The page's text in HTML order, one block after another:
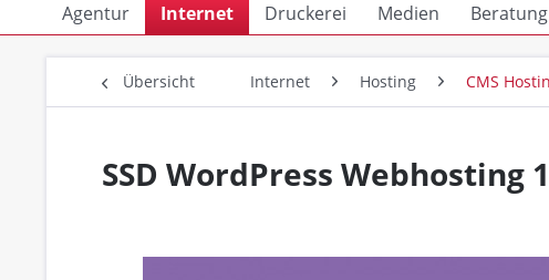
Agentur Internet Druckerei Medien Beratung
Übersicht Internet Hosting CMS
SSD WordPress Webhosting